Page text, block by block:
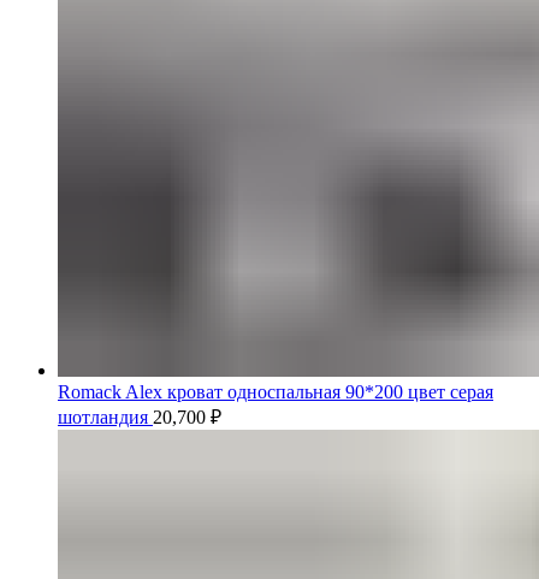
Romack Alex кроват односпальная 90*200 цвет серая
шотландия 20,700 ₽